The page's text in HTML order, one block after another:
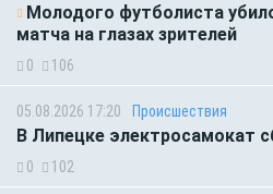
Молодого футболиста
матча на глазах зрителей
0 106
05.08.2026 17:20 Происшествия
В Липецке электросамокат
0 102